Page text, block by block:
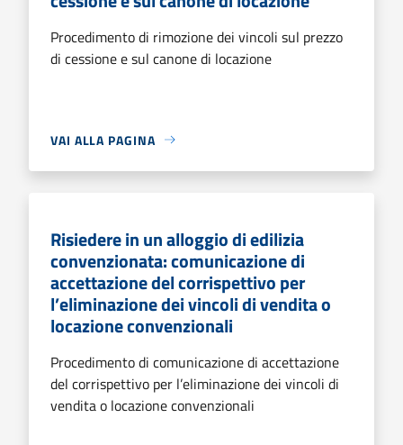
Procedimento di rimozione dei vincoli sul prezzo
di cessione e sul canone di locazione
VAI ALLA PAGINA
Risiedere in un alloggio di edilizia
convenzionata: comunicazione di
accettazione del corrispettivo per
l’eliminazione dei vincoli di vendita o
locazione convenzionali
Procedimento di comunicazione di accettazione
del corrispettivo per l’eliminazione dei vincoli di
vendita o locazione convenzionali